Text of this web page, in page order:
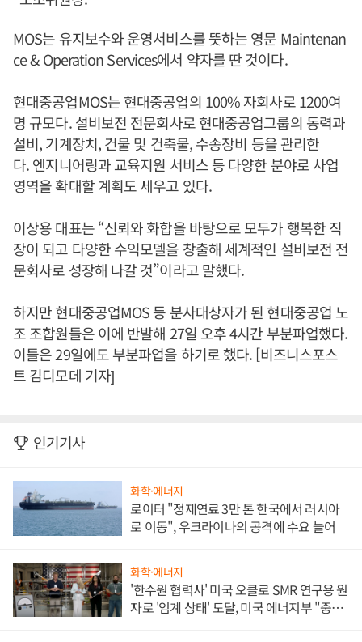
MOS는 유지보수와 운영서비스를 뜻하는 영문 Maintenan
ce & Operation Services에서 약자를 딴 것이다.
현대중공업MOS는 현대중공업의 100% 자회사로 1200여
명 규모다. 설비보전 전문회사로 현대중공업그룹의 동력과
설비, 기계장치, 건물 및 건축물, 수송장비 등을 관리한
다. 엔지니어링과 교육지원 서비스 등 다양한 분야로 사업
영역을 확대할 계획도 세우고 있다.
이상용 대표는 “신뢰와 화합을 바탕으로 모두가 행복한 직
장이 되고 다양한 수익모델을 창출해 세계적인 설비보전 전
문회사로 성장해 나갈 것”이라고 말했다.
하지만 현대중공업MOS 등 분사대상자가 된 현대중공업 노
조 조합원들은 이에 반발해 27일 오후 4시간 부분파업했다.
이들은 29일에도 부분파업을 하기로 했다. [비즈니스포스
트 김디모데 기자]
인기기사
화학·에너지
로이터 "정제연료 3만 톤 한국에서 러시아
로 이동", 우크라이나의 공격에 수요 늘어
화학·에너지
'한수원 협력사' 미국 오클로 SMR 연구용 원
자로 '임계 상태' 도달, 미국 에너지부 "중요